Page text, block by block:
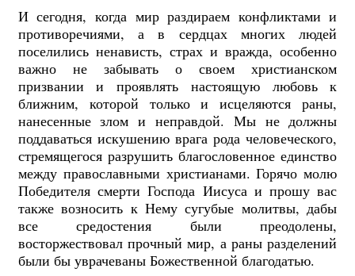
И сегодня, когда мир раздираем конфликтами и
противоречиями, а в сердцах многих людей
поселились ненависть, страх и вражда, особенно
важно не забывать о своем христианском
призвании и проявлять настоящую любовь к
ближним, которой только и исцеляются раны,
нанесенные злом и неправдой. Мы не должны
поддаваться искушению врага рода человеческого,
стремящегося разрушить благословенное единство
между православными христианами. Горячо молю
Победителя смерти Господа Иисуса и прошу вас
также возносить к Нему сугубые молитвы, дабы
все средостения были преодолены,
восторжествовал прочный мир, а раны разделений
были бы уврачеваны Божественной благодатью.